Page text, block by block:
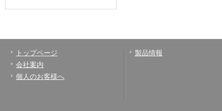
トップページ
会社案内
個人のお客様へ
製品情報